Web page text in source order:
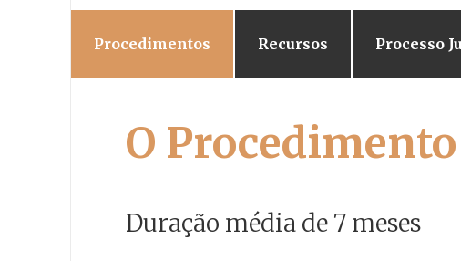
Procedimentos Recursos Processo
O
Duração média de 7 meses